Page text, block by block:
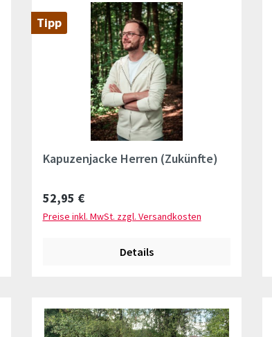
Tipp
Kapuzenjacke Herren (Zukünfte)
Regulärer Preis:
52,95 €
Preise inkl. MwSt. zzgl. Versandkosten
Details